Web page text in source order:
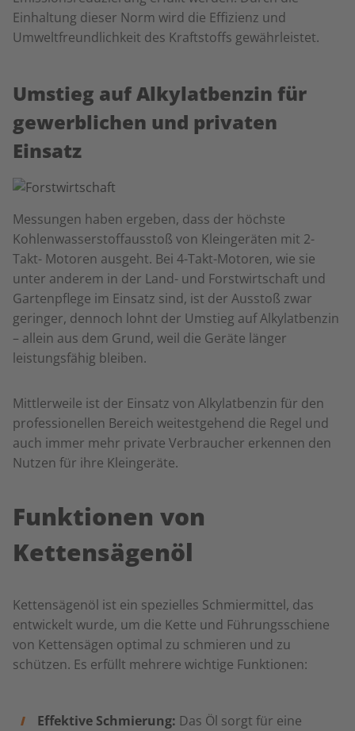
Einhaltung dieser Norm wird die Effizienz und
Umweltfreundlichkeit des Kraftstoffs gewährleistet.
Umstieg auf Alkylatbenzin für
gewerblichen und privaten
Einsatz
Messungen haben ergeben, dass der höchste
Kohlenwasserstoffausstoß von Kleingeräten mit 2-
Takt- Motoren ausgeht. Bei 4-Takt-Motoren, wie sie
unter anderem in der Land- und Forstwirtschaft und
Gartenpflege im Einsatz sind, ist der Ausstoß zwar
geringer, dennoch lohnt der Umstieg auf Alkylatbenzin
– allein aus dem Grund, weil die Geräte länger
leistungsfähig bleiben.
Mittlerweile ist der Einsatz von Alkylatbenzin für den
professionellen Bereich weitestgehend die Regel und
auch immer mehr private Verbraucher erkennen den
Nutzen für ihre Kleingeräte.
Funktionen von
Kettensägenöl
Kettensägenöl ist ein spezielles Schmiermittel, das
entwickelt wurde, um die Kette und Führungsschiene
von Kettensägen optimal zu schmieren und zu
schützen. Es erfüllt mehrere wichtige Funktionen:
Effektive Schmierung: Das Öl sorgt für eine